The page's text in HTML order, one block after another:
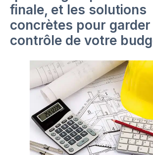
finale, et les solutions
concrètes pour garder
contrôle de votre